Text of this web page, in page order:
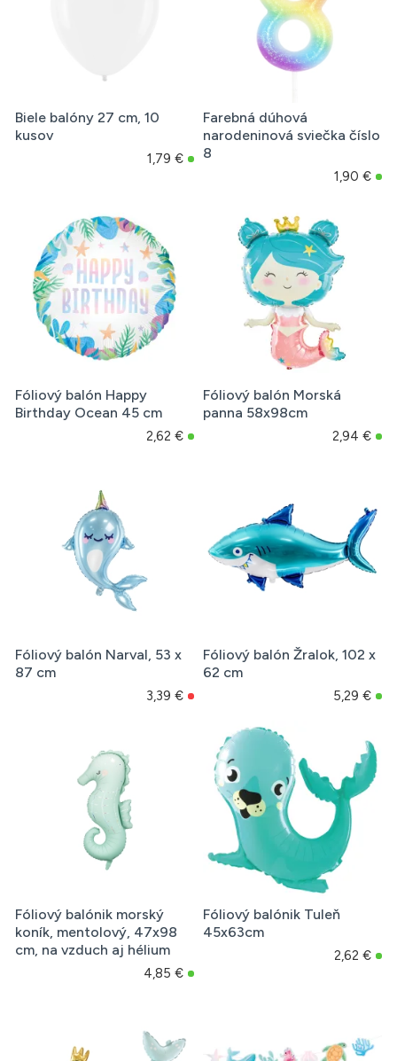
Biele balóny 27 cm, 10
kusov
1,79 €
Farebná dúhová
narodeninová sviečka číslo
8
1,90 €
Fóliový balón Happy
Birthday Ocean 45 cm
2,62 €
Fóliový balón Morská
panna 58x98cm
2,94 €
Fóliový balón Narval, 53 x
87 cm
3,39 €
Fóliový balón Žralok, 102 x
62 cm
5,29 €
Fóliový balónik morský
koník, mentolový, 47x98
cm, na vzduch aj hélium
4,85 €
Fóliový balónik Tuleň
45x63cm
2,62 €